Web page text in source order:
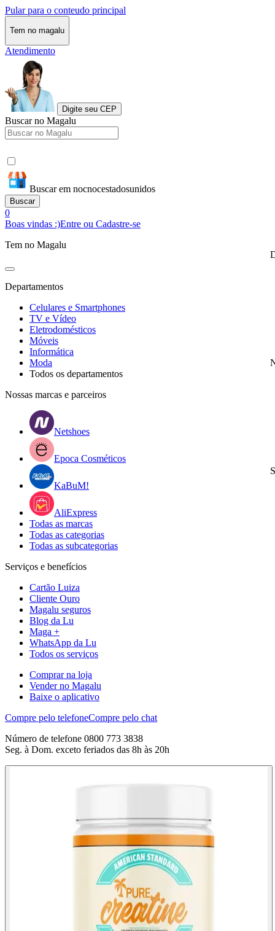
Pular para o conteudo principal
Tem no magalu
Atendimento
Digite seu CEP
Buscar no Magalu
Buscar em nocnocestadosunidos
Buscar
0
Boas vindas :)Entre ou Cadastre-se
Tem no Magalu
Departamentos
Celulares e Smartphones
TV e Vídeo
Eletrodomésticos
Móveis
Informática
Moda
Todos os departamentos
Nossas marcas e parceiros
Netshoes
Epoca Cosméticos
KaBuM!
AliExpress
Todas as marcas
Todas as categorias
Todas as subcategorias
Serviços e benefícios
Cartão Luiza
Cliente Ouro
Magalu seguros
Blog da Lu
Maga +
WhatsApp da Lu
Todos os serviços
Comprar na loja
Vender no Magalu
Baixe o aplicativo
Compre pelo telefoneCompre pelo chat
Número de telefone 0800 773 3838
Seg. à Dom. exceto feriados das 8h às 20h